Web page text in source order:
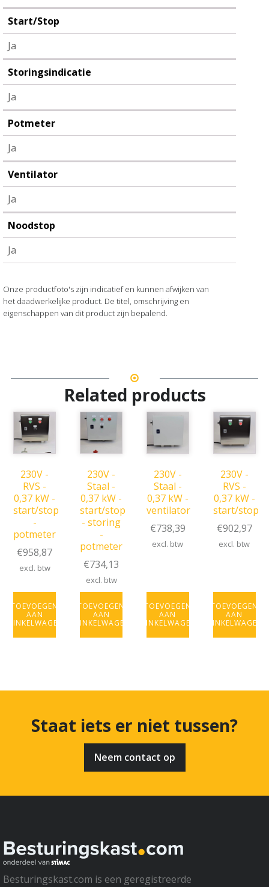
Start/Stop
Ja
Storingsindicatie
Ja
Potmeter
Ja
Ventilator
Ja
Noodstop
Ja
Onze productfoto's zijn indicatief en kunnen afwijken van
het daadwerkelijke product. De titel, omschrijving en
eigenschappen van dit product zijn bepalend.
Related products
230V -
RVS -
0,37 kW -
start/stop
-
potmeter
€958,87
excl. btw
TOEVOEGEN
AAN
WINKELWAGEN
230V -
Staal -
0,37 kW -
start/stop
- storing
-
potmeter
€734,13
excl. btw
TOEVOEGEN
AAN
WINKELWAGEN
230V -
Staal -
0,37 kW -
ventilator
€738,39
excl. btw
TOEVOEGEN
AAN
WINKELWAGEN
230V -
RVS -
0,37 kW -
start/stop
€902,97
excl. btw
TOEVOEGEN
AAN
WINKELWAGEN
Staat iets er niet tussen?
Neem contact op
Besturingskast.com is een geregistreerde